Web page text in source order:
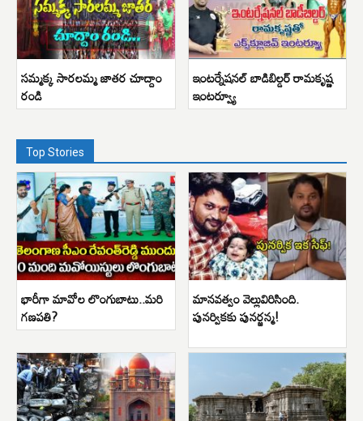
సమ్మక్క సారలమ్మ జాతర చూద్దాం
రండి
ఇంటర్నేషనల్ బాడిబిల్డర్ రామకృష్ణ
ఇంటర్వ్యూ
Top Stories
భారీగా మావోల లొంగుబాటు..మరి
గణపతి?
మానవత్వం వెల్లువిరిసింది.
పునర్వికకు పునర్జన్మ!